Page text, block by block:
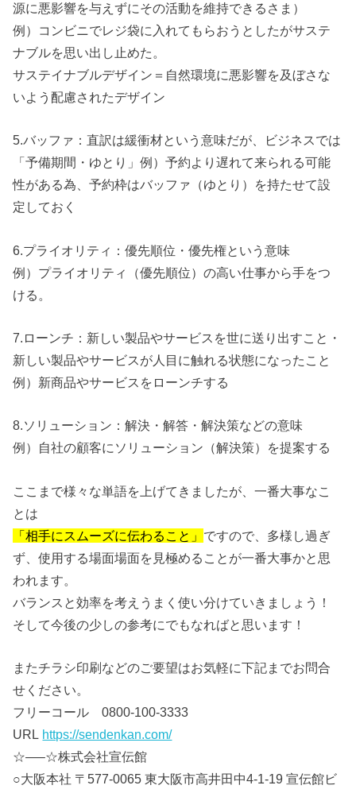
源に悪影響を与えずにその活動を維持できるさま）
例）コンビニでレジ袋に入れてもらおうとしたがサステ
ナブルを思い出し止めた。
サステイナブルデザイン＝自然環境に悪影響を及ぼさな
いよう配慮されたデザイン
5.バッファ：直訳は緩衝材という意味だが、ビジネスでは
「予備期間・ゆとり」例）予約より遅れて来られる可能
性がある為、予約枠はバッファ（ゆとり）を持たせて設
定しておく
6.プライオリティ：優先順位・優先権という意味
例）プライオリティ（優先順位）の高い仕事から手をつ
ける。
7.ローンチ：新しい製品やサービスを世に送り出すこと・
新しい製品やサービスが人目に触れる状態になったこと
例）新商品やサービスをローンチする
8.ソリューション：解決・解答・解決策などの意味
例）自社の顧客にソリューション（解決策）を提案する
ここまで様々な単語を上げてきましたが、一番大事なこ
とは
「相手にスムーズに伝わること」 ですので、多様し過ぎ
ず、使用する場面場面を見極めることが一番大事かと思
われます。
バランスと効率を考えうまく使い分けていきましょう！
そして今後の少しの参考にでもなればと思います！
またチラシ印刷などのご要望はお気軽に下記までお問合
せください。
フリーコール 0800-100-3333
URL https://sendenkan.com/
☆—–☆株式会社宣伝館
○大阪本社 〒577-0065 東大阪市高井田中4-1-19 宣伝館ビ